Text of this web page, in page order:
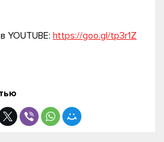
https://goo.gl/tp3r1Z